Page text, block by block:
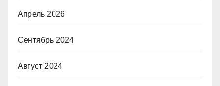
Апрель 2026
Сентябрь 2024
Август 2024